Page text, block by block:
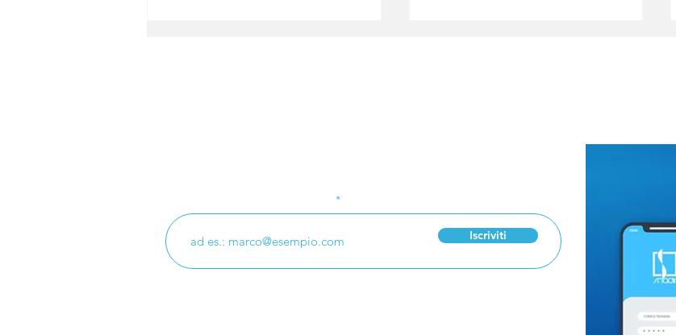
insegna a pensare non
insegna pensieri”
metodo e del supporto
emotivo del docente
Iscriviti